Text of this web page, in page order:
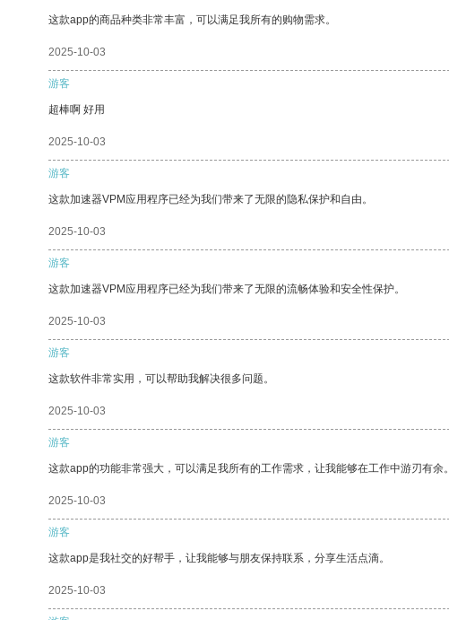
这款app的商品种类非常丰富，可以满足我所有的购物需求。
2025-10-03
游客
超棒啊 好用
2025-10-03
游客
这款加速器VPM应用程序已经为我们带来了无限的隐私保护和自由。
2025-10-03
游客
这款加速器VPM应用程序已经为我们带来了无限的流畅体验和安全性保护。
2025-10-03
游客
这款软件非常实用，可以帮助我解决很多问题。
2025-10-03
游客
这款app的功能非常强大，可以满足我所有的工作需求，让我能够在工作中游刃有余。
2025-10-03
游客
这款app是我社交的好帮手，让我能够与朋友保持联系，分享生活点滴。
2025-10-03